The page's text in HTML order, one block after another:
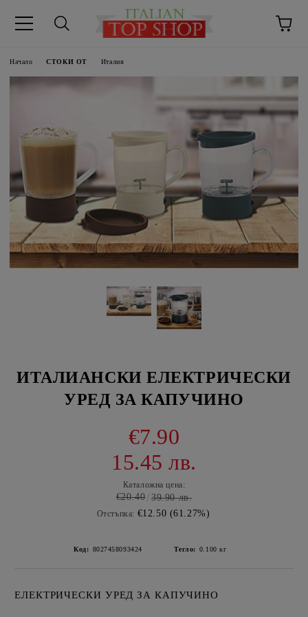
Начало СТОКИ ОТ Италия
ИТАЛИАНСКИ ЕЛЕКТРИЧЕСКИ
УРЕД ЗА КАПУЧИНО
€7.90
15.45 лв.
Каталожна цена:
€20.40 39.90 лв.
Отстъпка: €12.50 (61.27%)
Код: 8027458093424 Тегло: 0.100 кг
ЕЛЕКТРИЧЕСКИ УРЕД ЗА КАПУЧИНО